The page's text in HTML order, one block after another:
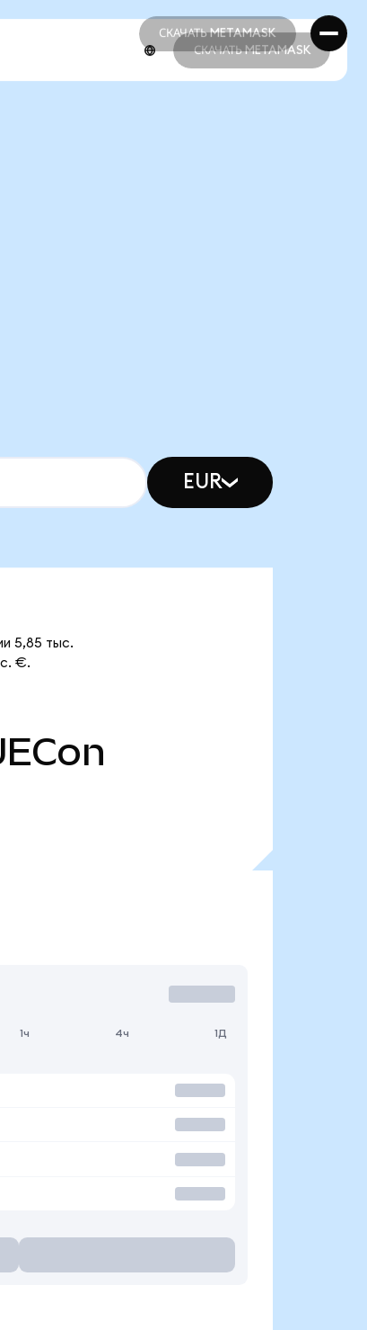
СКАЧАТЬ METAMASK
СКАЧАТЬ METAMASK
СКАЧАТЬ METAMASK
EUR
5,85 тыс.
€.
1ч 4ч 1Д